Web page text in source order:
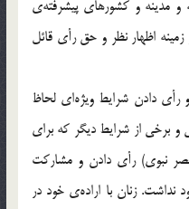
و مدینه و کشورهای پیشرفته‌ی
اظهار نظر و حق رأی قائل
رأی دادن شرایط ویژه‌ای لحاظ
و برخی از شرایط دیگر که برای
نبوی) رأی دادن و مشارکت
زنان با اراده‌ی خود در